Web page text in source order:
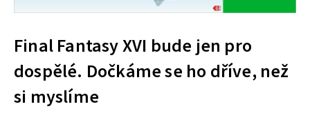
Final Fantasy XVI bude jen pro
dospělé. Dočkáme se ho dříve, než
si myslíme